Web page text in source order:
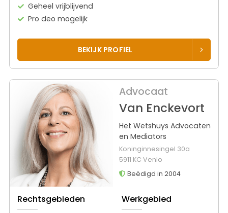
Geheel vrijblijvend
Pro deo mogelijk
BEKIJK PROFIEL
Advocaat
Van Enckevort
Het Wetshuys Advocaten
en Mediators
Koninginnesingel 30a
5911 KC Venlo
Beëdigd in 2004
Rechtsgebieden Werkgebied